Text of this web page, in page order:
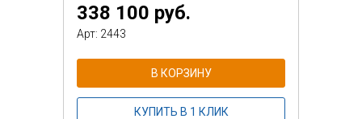
338 100 руб.
Арт: 2443
В КОРЗИНУ
КУПИТЬ В 1 КЛИК